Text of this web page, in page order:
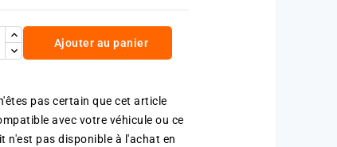
Ajouter au panier
pas certain que cet article
avec votre véhicule ou ce
n'est pas disponible à l'achat en